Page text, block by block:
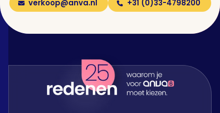
verkoop@anva.nl +31 (0)33-4798200